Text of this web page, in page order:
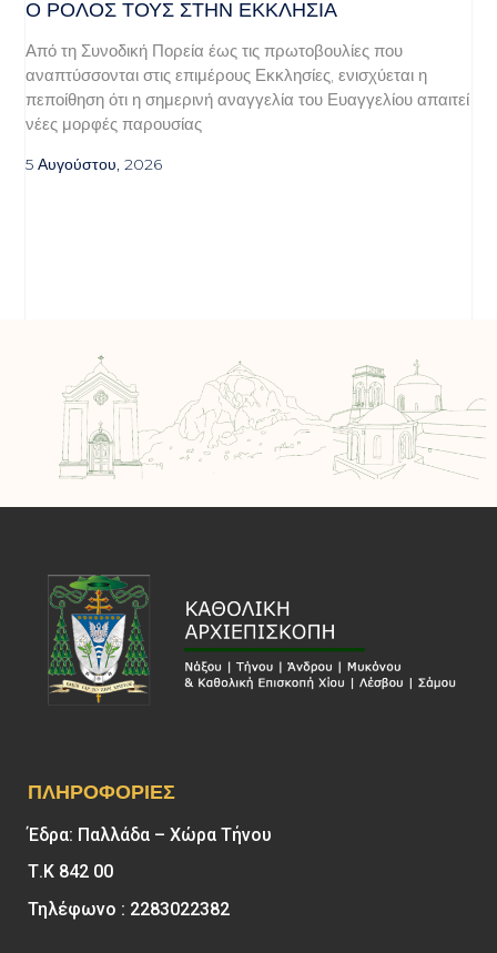
Ο ΡΌΛΟΣ ΤΟΥΣ ΣΤΗΝ ΕΚΚΛΗΣΊΑ
Από τη Συνοδική Πορεία έως τις πρωτοβουλίες που
αναπτύσσονται στις επιμέρους Εκκλησίες, ενισχύεται η
πεποίθηση ότι η σημερινή αναγγελία του Ευαγγελίου απαιτεί
νέες μορφές παρουσίας
5 Αυγούστου, 2026
ΠΛΗΡΟΦΟΡΊΕΣ
Έδρα: Παλλάδα – Χώρα Τήνου
Τ.Κ 842 00
Τηλέφωνο : 2283022382